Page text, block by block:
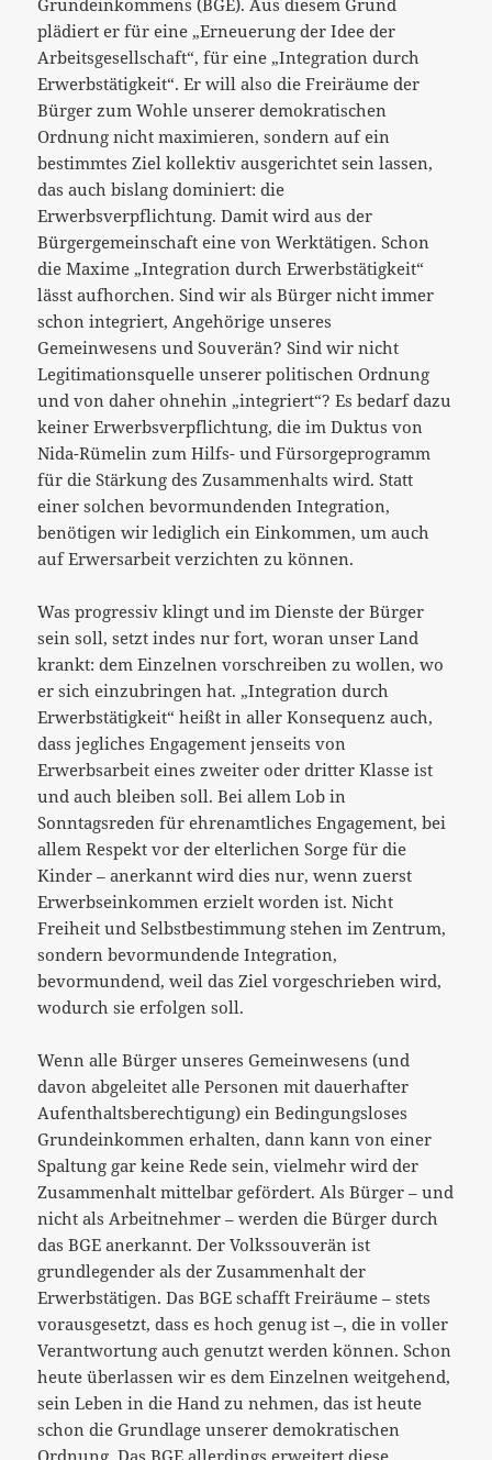
Grundeinkommens (BGE). Aus diesem Grund
plädiert er für eine „Erneuerung der Idee der
Arbeitsgesellschaft“, für eine „Integration durch
Erwerbstätigkeit“. Er will also die Freiräume der
Bürger zum Wohle unserer demokratischen
Ordnung nicht maximieren, sondern auf ein
bestimmtes Ziel kollektiv ausgerichtet sein lassen,
das auch bislang dominiert: die
Erwerbsverpflichtung. Damit wird aus der
Bürgergemeinschaft eine von Werktätigen. Schon
die Maxime „Integration durch Erwerbstätigkeit“
lässt aufhorchen. Sind wir als Bürger nicht immer
schon integriert, Angehörige unseres
Gemeinwesens und Souverän? Sind wir nicht
Legitimationsquelle unserer politischen Ordnung
und von daher ohnehin „integriert“? Es bedarf dazu
keiner Erwerbsverpflichtung, die im Duktus von
Nida-Rümelin zum Hilfs- und Fürsorgeprogramm
für die Stärkung des Zusammenhalts wird. Statt
einer solchen bevormundenden Integration,
benötigen wir lediglich ein Einkommen, um auch
auf Erwersarbeit verzichten zu können.
Was progressiv klingt und im Dienste der Bürger
sein soll, setzt indes nur fort, woran unser Land
krankt: dem Einzelnen vorschreiben zu wollen, wo
er sich einzubringen hat. „Integration durch
Erwerbstätigkeit“ heißt in aller Konsequenz auch,
dass jegliches Engagement jenseits von
Erwerbsarbeit eines zweiter oder dritter Klasse ist
und auch bleiben soll. Bei allem Lob in
Sonntagsreden für ehrenamtliches Engagement, bei
allem Respekt vor der elterlichen Sorge für die
Kinder – anerkannt wird dies nur, wenn zuerst
Erwerbseinkommen erzielt worden ist. Nicht
Freiheit und Selbstbestimmung stehen im Zentrum,
sondern bevormundende Integration,
bevormundend, weil das Ziel vorgeschrieben wird,
wodurch sie erfolgen soll.
Wenn alle Bürger unseres Gemeinwesens (und
davon abgeleitet alle Personen mit dauerhafter
Aufenthaltsberechtigung) ein Bedingungsloses
Grundeinkommen erhalten, dann kann von einer
Spaltung gar keine Rede sein, vielmehr wird der
Zusammenhalt mittelbar gefördert. Als Bürger – und
nicht als Arbeitnehmer – werden die Bürger durch
das BGE anerkannt. Der Volkssouverän ist
grundlegender als der Zusammenhalt der
Erwerbstätigen. Das BGE schafft Freiräume – stets
vorausgesetzt, dass es hoch genug ist –, die in voller
Verantwortung auch genutzt werden können. Schon
heute überlassen wir es dem Einzelnen weitgehend,
sein Leben in die Hand zu nehmen, das ist heute
schon die Grundlage unserer demokratischen